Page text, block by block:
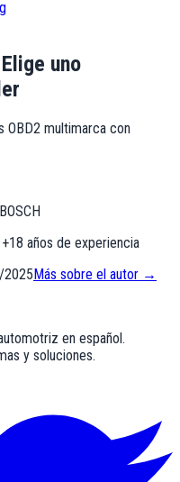
uno
OBD2 multimarca con
+18 años de experiencia
Más sobre el autor →
en español.
y soluciones.